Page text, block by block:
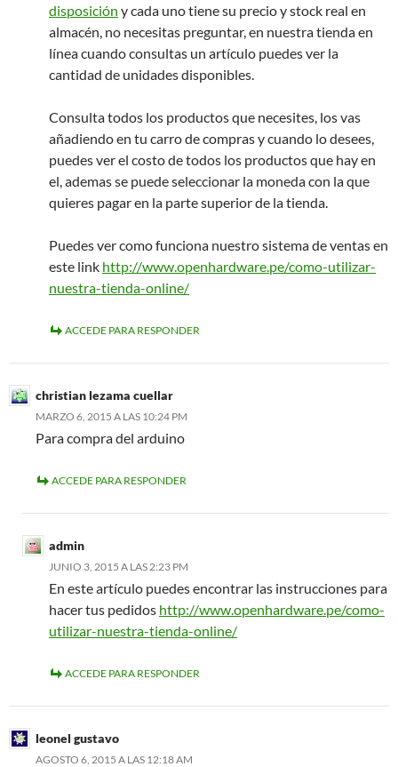
disposición y cada uno tiene su precio y stock real en
almacén, no necesitas preguntar, en nuestra tienda en
línea cuando consultas un artículo puedes ver la
cantidad de unidades disponibles.
Consulta todos los productos que necesites, los vas
añadiendo en tu carro de compras y cuando lo desees,
puedes ver el costo de todos los productos que hay en
el, ademas se puede seleccionar la moneda con la que
quieres pagar en la parte superior de la tienda.
Puedes ver como funciona nuestro sistema de ventas en
este link http://www.openhardware.pe/como-utilizar-
nuestra-tienda-online/
ACCEDE PARA RESPONDER
christian lezama cuellar
MARZO 6, 2015 A LAS 10:24 PM
Para compra del arduino
ACCEDE PARA RESPONDER
admin
JUNIO 3, 2015 A LAS 2:23 PM
En este artículo puedes encontrar las instrucciones para
hacer tus pedidos http://www.openhardware.pe/como-
utilizar-nuestra-tienda-online/
ACCEDE PARA RESPONDER
leonel gustavo
AGOSTO 6, 2015 A LAS 12:18 AM